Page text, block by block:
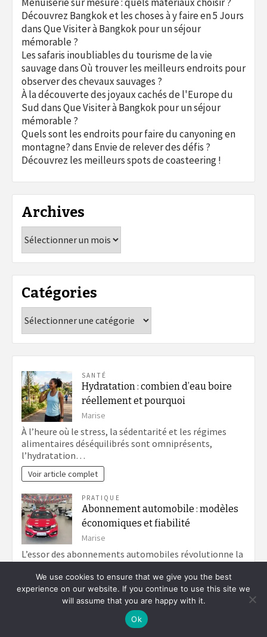
Découvrez Bangkok et les choses à y faire en 5 Jours
dansQue Visiter à Bangkok pour un séjour
mémorable ?
Les safaris inoubliables du tourisme de la vie
sauvagedansOù trouver les meilleurs endroits pour
observer des chevaux sauvages ?
À la découverte des joyaux cachés de l'Europe du
SuddansQue Visiter à Bangkok pour un séjour
mémorable ?
Quels sont les endroits pour faire du canyoning en
montagne?dans Envie de relever des défis ?
Découvrez les meilleurs spots de coasteering !
Archives
Catégories
SANTÉ
Hydratation : combien d’eau boire
réellement et pourquoi
Marise
À l’heure où le stress, la sédentarité et les régimes
alimentaires déséquilibrés sont omniprésents,
l’hydratation…
Voir article complet
PRATIQUE
Abonnement automobile : modèles
économiques et fiabilité
Marise
L’essor des abonnements automobiles révolutionne la
Loin des…
Voir article complet
Comment bien choisir une machine
We use cookies to ensure that we give you the best
experience on our website. If you continue to use this site we
will assume that you are happy with it.
Ok